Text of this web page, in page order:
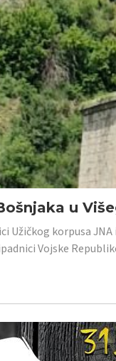
u
Užičkog korpusa
Vojske